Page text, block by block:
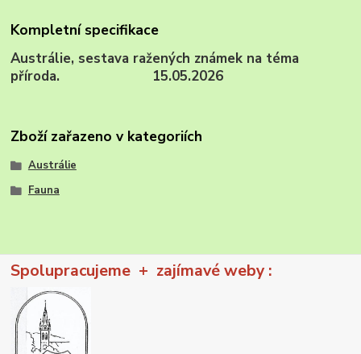
Kompletní specifikace
Austrálie, sestava ražených známek na téma
příroda. 15.05.2026
Zboží zařazeno v kategoriích
Austrálie
Fauna
Spolupracujeme + zajímavé weby :